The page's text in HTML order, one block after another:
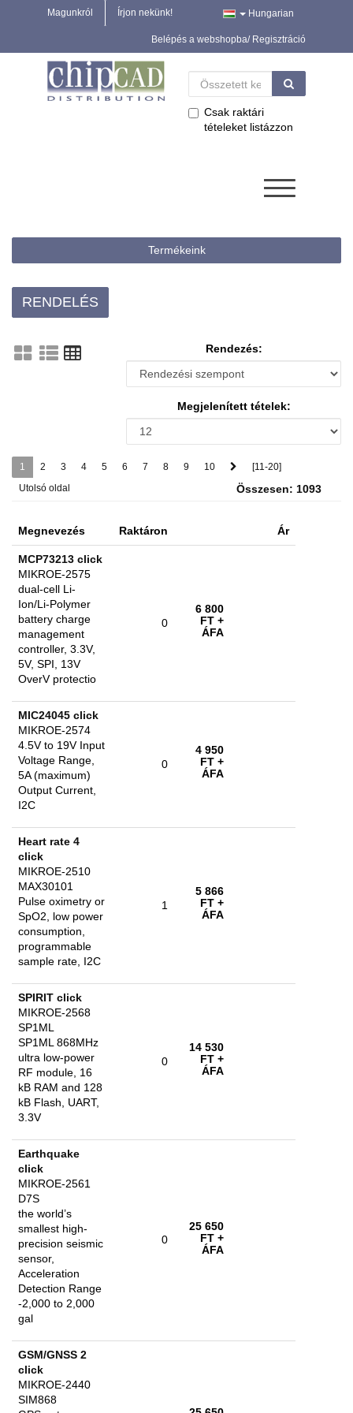
Magunkról Írjon nekünk! Hungarian
Belépés a webshopba/ Regisztráció
Csak raktári
tételeket listázzon
Termékeink
RENDELÉS
Rendezés:
Megjelenített tételek:
1 2 3 4 5 6 7 8 9 10
[11-20]
Utolsó oldal
Összesen: 1093
Megnevezés Raktáron Ár
MCP73213 click
MIKROE-2575
dual-cell Li-
Ion/Li-Polymer
battery charge
management
controller, 3.3V,
5V, SPI, 13V
OverV protectio
0
6 800
FT +
ÁFA
MIC24045 click
MIKROE-2574
4.5V to 19V Input
Voltage Range,
5A (maximum)
Output Current,
I2C
0
4 950
FT +
ÁFA
Heart rate 4
click
MIKROE-2510
MAX30101
Pulse oximetry or
SpO2, low power
consumption,
programmable
sample rate, I2C
1
5 866
FT +
ÁFA
SPIRIT click
MIKROE-2568
SP1ML
SP1ML 868MHz
ultra low-power
RF module, 16
kB RAM and 128
kB Flash, UART,
3.3V
0
14 530
FT +
ÁFA
Earthquake
click
MIKROE-2561
D7S
the world’s
smallest high-
precision seismic
sensor,
Acceleration
Detection Range
-2,000 to 2,000
gal
0
25 650
FT +
ÁFA
GSM/GNSS 2
click
MIKROE-2440
SIM868